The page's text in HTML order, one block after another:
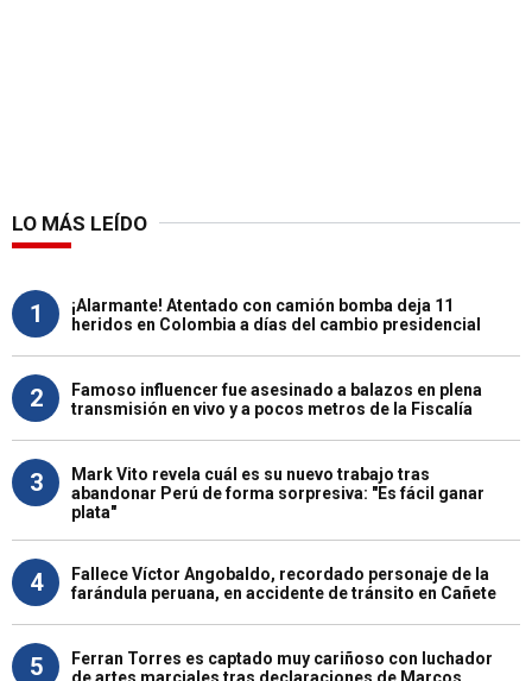
LO MÁS LEÍDO
1
¡Alarmante! Atentado con camión bomba deja 11
heridos en Colombia a días del cambio presidencial
2
Famoso influencer fue asesinado a balazos en plena
transmisión en vivo y a pocos metros de la Fiscalía
3
Mark Vito revela cuál es su nuevo trabajo tras
abandonar Perú de forma sorpresiva: "Es fácil ganar
plata"
4
Fallece Víctor Angobaldo, recordado personaje de la
farándula peruana, en accidente de tránsito en Cañete
5
Ferran Torres es captado muy cariñoso con luchador